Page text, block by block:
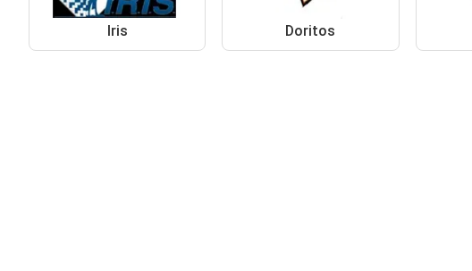
Iris Doritos